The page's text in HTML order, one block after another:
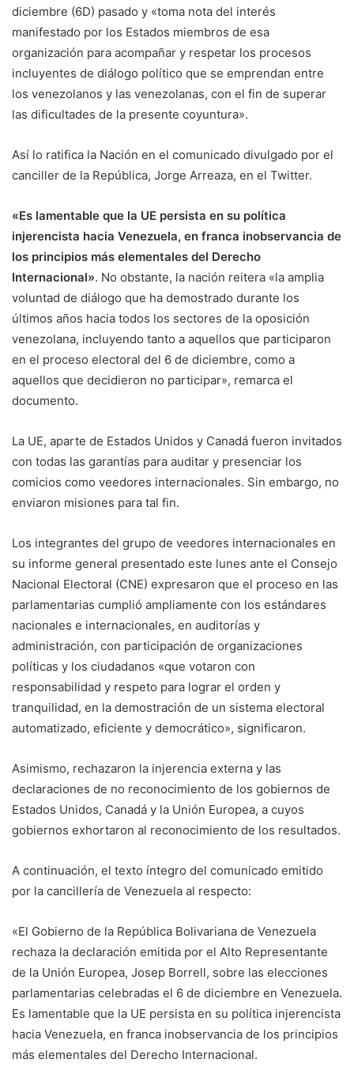
diciembre (6D) pasado y «toma nota del interés
manifestado por los Estados miembros de esa
organización para acompañar y respetar los procesos
incluyentes de diálogo político que se emprendan entre
los venezolanos y las venezolanas, con el fin de superar
las dificultades de la presente coyuntura».
Así lo ratifica la Nación en el comunicado divulgado por el
canciller de la República, Jorge Arreaza, en el Twitter.
«Es lamentable que la UE persista en su política
injerencista hacia Venezuela, en franca inobservancia de
los principios más elementales del Derecho
Internacional». No obstante, la nación reitera «la amplia
voluntad de diálogo que ha demostrado durante los
últimos años hacia todos los sectores de la oposición
venezolana, incluyendo tanto a aquellos que participaron
en el proceso electoral del 6 de diciembre, como a
aquellos que decidieron no participar», remarca el
documento.
La UE, aparte de Estados Unidos y Canadá fueron invitados
con todas las garantías para auditar y presenciar los
comicios como veedores internacionales. Sin embargo, no
enviaron misiones para tal fin.
Los integrantes del grupo de veedores internacionales en
su informe general presentado este lunes ante el Consejo
Nacional Electoral (CNE) expresaron que el proceso en las
parlamentarias cumplió ampliamente con los estándares
nacionales e internacionales, en auditorías y
administración, con participación de organizaciones
políticas y los ciudadanos «que votaron con
responsabilidad y respeto para lograr el orden y
tranquilidad, en la demostración de un sistema electoral
automatizado, eficiente y democrático», significaron.
Asimismo, rechazaron la injerencia externa y las
declaraciones de no reconocimiento de los gobiernos de
Estados Unidos, Canadá y la Unión Europea, a cuyos
gobiernos exhortaron al reconocimiento de los resultados.
A continuación, el texto íntegro del comunicado emitido
por la cancillería de Venezuela al respecto:
«El Gobierno de la República Bolivariana de Venezuela
rechaza la declaración emitida por el Alto Representante
de la Unión Europea, Josep Borrell, sobre las elecciones
parlamentarias celebradas el 6 de diciembre en Venezuela.
Es lamentable que la UE persista en su política injerencista
hacia Venezuela, en franca inobservancia de los principios
más elementales del Derecho Internacional.